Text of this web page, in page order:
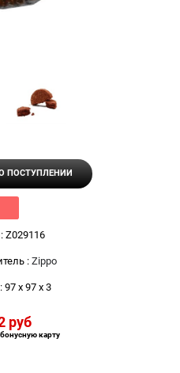
ПОСТУПЛЕНИИ
Z029116
: Zippo
97 x 97 x 3
руб
карту